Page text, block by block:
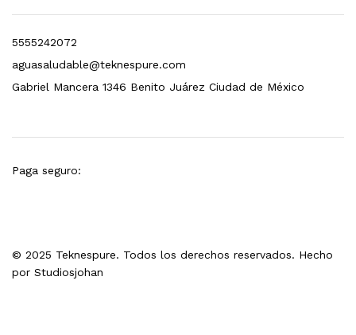
5555242072
aguasaludable@teknespure.com
Gabriel Mancera 1346 Benito Juárez Ciudad de México
© 2025 Teknespure. Todos los derechos reservados. Hecho
por Studiosjohan
Paga seguro:
Leer más